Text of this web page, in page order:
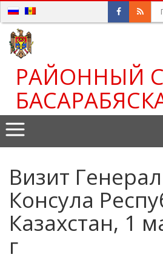
РАЙОННЫЙ
Визит
Консула
Казахстан, 1
г